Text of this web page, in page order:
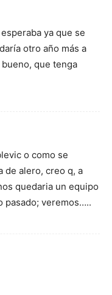
ya que se
otro año más a
que tenga
o como se
de alero, creo q, a
quedaria un equipo
pasado; veremos…..